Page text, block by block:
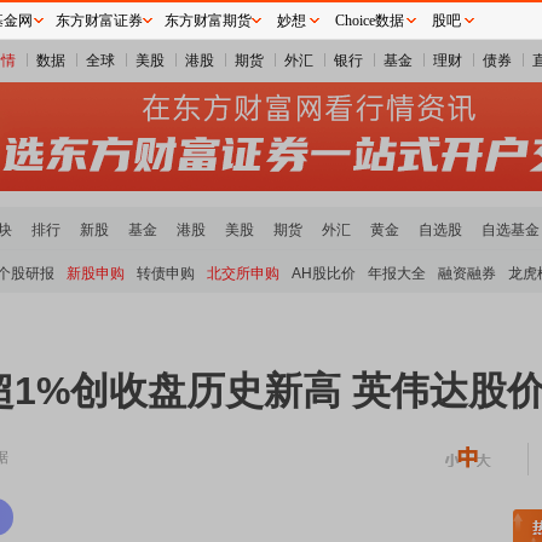
数据 全球 美股 港股 期货 外汇 银行 基金 理财 债券
排行 新股 基金 港股 美股 期货 外汇 黄金 自选股 自选基金
股研报 新股申购 转债申购 北交所申购 AH股比价 年报大全 融资融券 龙虎
创收盘历史新高 英伟达股
重要机构持
网 东方财富证券 东方财富期货 妙想 Choice数据 股吧